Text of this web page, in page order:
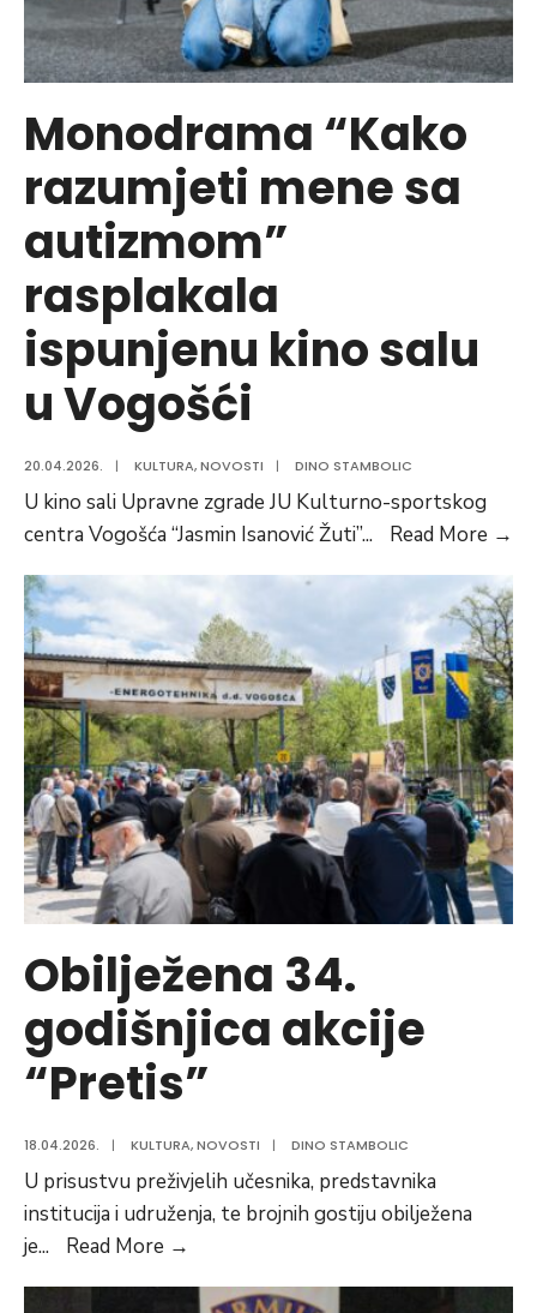
Europe
Monodrama “Kako
razumjeti mene sa
autizmom”
rasplakala
ispunjenu kino salu
u Vogošći
20.04.2026. | KULTURA,NOVOSTI | DINO STAMBOLIC
U kino sali Upravne zgrade JU Kulturno-sportskog
centra Vogošća “Jasmin Isanović Žuti”... Read More →
sa
u
Obilježena 34.
godišnjica akcije
“Pretis”
18.04.2026. | KULTURA,NOVOSTI | DINO STAMBOLIC
U prisustvu preživjelih učesnika, predstavnika
institucija i udruženja, te brojnih gostiju obilježena
je... Read More →